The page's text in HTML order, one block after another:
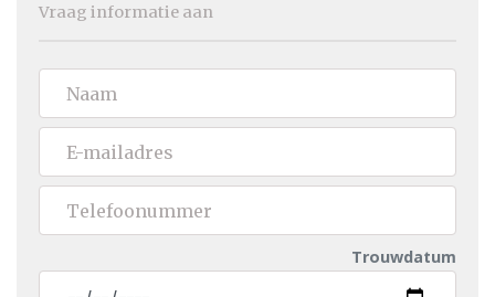
Vraag informatie aan
Trouwdatum